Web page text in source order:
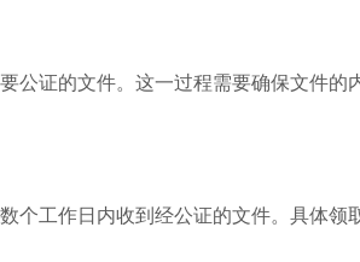
公证的文件。这一过程需要确保文件的
个工作日内收到经公证的文件。具体领